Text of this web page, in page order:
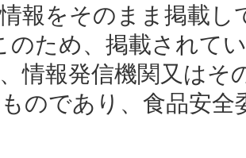
報をそのまま掲載し
ため、掲載されて
情報発信機関又はそ
のであり、食品安